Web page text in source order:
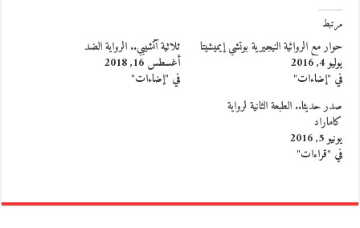
مرتبط
حوار مع الروائية النيجيرية بوتشي إيميشيتا
يوليو 4, 2016
في "إضاءات"
ثلاثية آتشيبي.. الرواية الضد
أغسطس 16, 2018
في "إضاءات"
صدر حديثا.. الطبعة الثانية لرواية
كاماراد
يونيو 5, 2016
في "قراءات"